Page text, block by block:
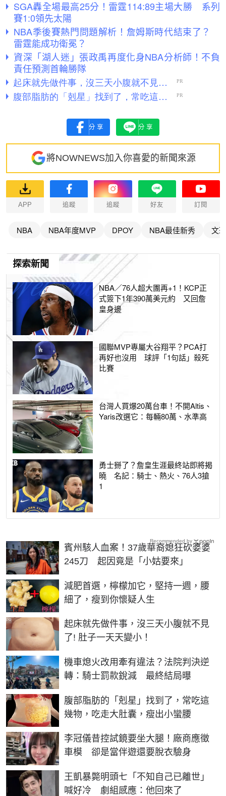
SGA轟全場最高25分！雷霆114:89主場大勝 系列
賽1:0領先太陽
NBA季後賽熱門問題解析！詹姆斯時代結束了？
雷霆能成功衛冕？
資深「湖人迷」張政禹再度化身NBA分析師！不負
責任預測首輪勝隊
分享 分享
將NOWNEWS加入你喜愛的新聞來源
APP 追蹤 追蹤 好友 訂閱
NBA NBA年度MVP DPOY NBA最佳新秀 文
探索新聞
NBA／76人超大團再+1！KCP正
式簽下1年390萬美元約 又回詹
皇身邊
國聯MVP專屬大谷翔平？PCA打
再好也沒用 球評「1句話」殺死
比賽
台灣人買爆20萬台車！不開Altis、
Yaris改選它：每輛80萬、水準高
勇士掰了？詹皇生涯最終站即將揭
曉 名記：騎士、熱火、76人3搶
1
賓州駭人血案！37歲華裔媳狂砍婆婆
245刀 起因竟是「小姑要來」
減肥首選，檸檬加它，堅持一週，腰
細了，瘦到你懷疑人生
PR
起床就先做件事，沒三天小腹就不見
了! 肚子一天天變小！
PR
機車熄火改用牽有違法？法院判決逆
轉：騎士罰款銳減 最終結局曝
腹部脂肪的「剋星」找到了，常吃這
幾物，吃走大肚囊，瘦出小蠻腰
PR
李冠儀昔控試鏡要坐大腿！廠商應徵
車模 卻是當伴遊還要脫衣驗身
王凱暴斃明頭七「不知自己已離世」
喊好冷 劇組感應：他回來了
Recommended by